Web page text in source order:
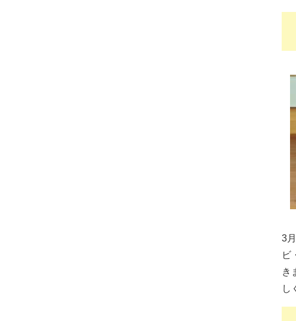
3
ビ
き
し